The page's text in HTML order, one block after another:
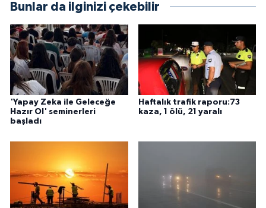
Bunlar da ilginizi çekebilir
'Yapay Zeka ile Geleceğe
Hazır Ol' seminerleri
başladı
Haftalık trafik raporu:73
kaza, 1 ölü, 21 yaralı